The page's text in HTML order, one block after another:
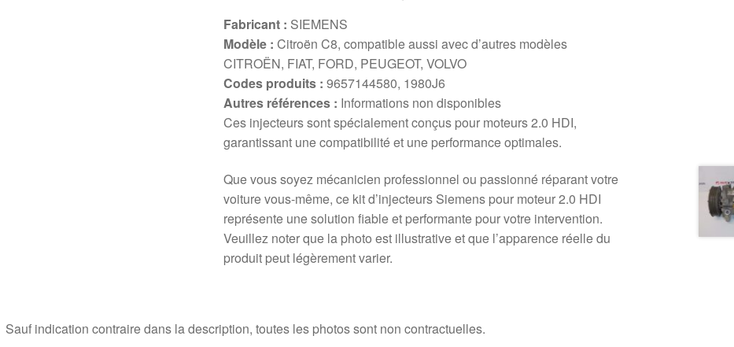
Fabricant : SIEMENS
Modèle : Citroën C8, compatible aussi avec d’autres modèles
CITROËN, FIAT, FORD, PEUGEOT, VOLVO
Codes produits : 9657144580, 1980J6
Autres références : Informations non disponibles
Ces injecteurs sont spécialement conçus pour moteurs 2.0 HDI,
garantissant une compatibilité et une performance optimales.
Que vous soyez mécanicien professionnel ou passionné réparant votre
voiture vous-même, ce kit d’injecteurs Siemens pour moteur 2.0 HDI
représente une solution fiable et performante pour votre intervention.
Veuillez noter que la photo est illustrative et que l’apparence réelle du
produit peut légèrement varier.
Sauf indication contraire dans la description, toutes les photos sont non contractuelles.